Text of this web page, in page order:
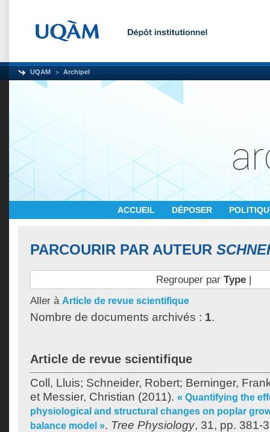
UQAM Archipel
ACCUEIL DÉPOSER
PARCOURIR PAR AUTEUR
Regrouper par Type|
Aller à Article de revue scientifique
Nombre de documents archivés : 1.
Article de revue scientifique
Coll, Lluis; Schneider, Robert; Berninger,
et Messier, Christian (2011). « Quantifying the
physiological and structural changes on poplar
balance model ». Tree Physiology, 31, pp. 381-